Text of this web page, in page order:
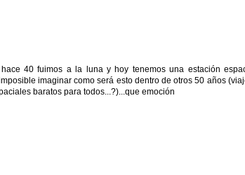
40 fuimos a la luna y hoy tenemos una estación
imaginar como será esto dentro de otros 50 años
baratos para todos...?)...que emoción